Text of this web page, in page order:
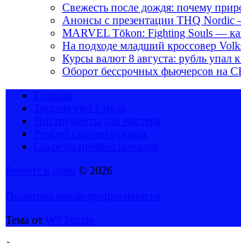
Свежесть после дождя: почему
Анонсы с презентации THQ Nordic
MARVEL Tōkon: Fighting Souls —
На подходе младший кроссовер
Курсы валют 8 августа: рубль упал
Оборот бессрочных фьючерсов на
© 2026
Тема от